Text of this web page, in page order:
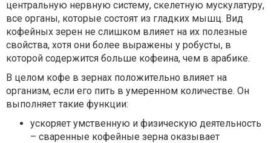
центральную нервную систему, скелетную мускулатуру,
все органы, которые состоят из гладких мышц. Вид
кофейных зерен не слишком влияет на их полезные
свойства, хотя они более выражены у робусты, в
которой содержится больше кофеина, чем в арабике.
В целом кофе в зернах положительно влияет на
организм, если его пить в умеренном количестве. Он
выполняет такие функции:
ускоряет умственную и физическую деятельность
– сваренные кофейные зерна оказывает